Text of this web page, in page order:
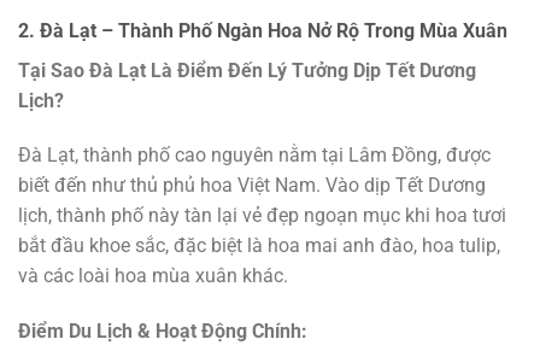
2. Đà Lạt – Thành Phố Ngàn Hoa Nở Rộ Trong Mùa Xuân
Tại Sao Đà Lạt Là Điểm Đến Lý Tưởng Dịp Tết Dương
Lịch?
Đà Lạt, thành phố cao nguyên nằm tại Lâm Đồng, được
biết đến như thủ phủ hoa Việt Nam. Vào dịp Tết Dương
lịch, thành phố này tàn lại vẻ đẹp ngoạn mục khi hoa tươi
bắt đầu khoe sắc, đặc biệt là hoa mai anh đào, hoa tulip,
và các loài hoa mùa xuân khác.
Điểm Du Lịch & Hoạt Động Chính: